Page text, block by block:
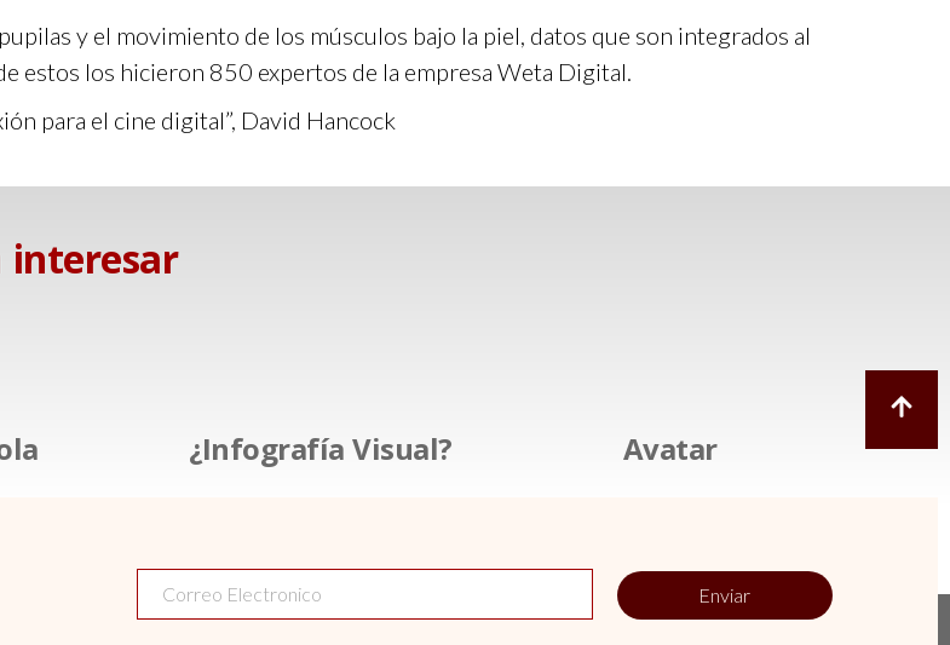
y el movimiento de los músculos bajo la piel, datos que son integrados al
estos los hicieron 850 expertos de la empresa Weta Digital.
para eI cine digital”, David Hancock
interesar
¿Infografía Visual? Avatar
Enviar